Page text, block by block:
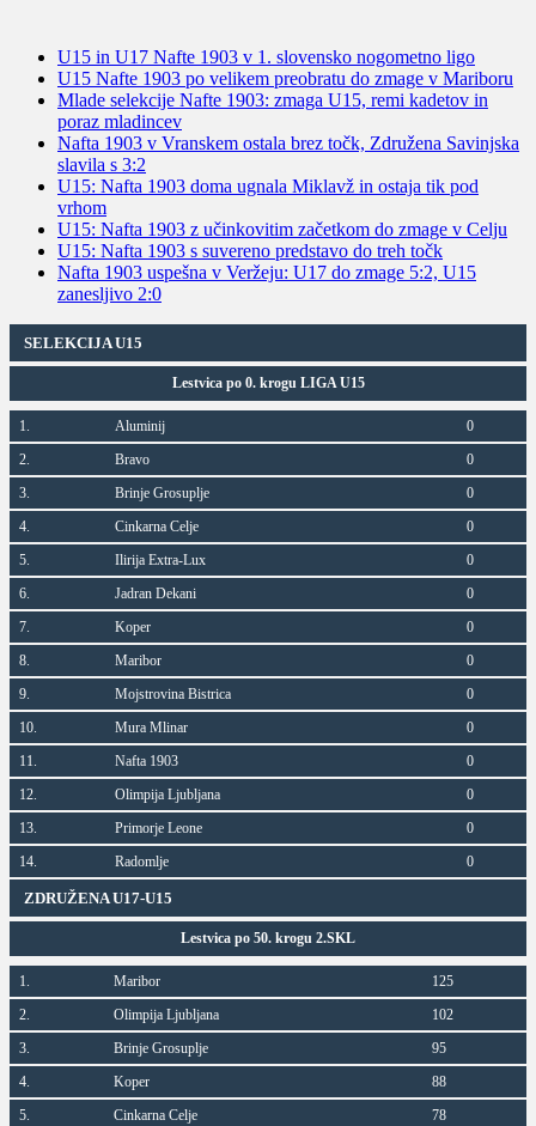
U15 in U17 Nafte 1903 v 1. slovensko nogometno ligo
U15 Nafte 1903 po velikem preobratu do zmage v Mariboru
Mlade selekcije Nafte 1903: zmaga U15, remi kadetov in
poraz mladincev
Nafta 1903 v Vranskem ostala brez točk, Združena Savinjska
slavila s 3:2
U15: Nafta 1903 doma ugnala Miklavž in ostaja tik pod
vrhom
U15: Nafta 1903 z učinkovitim začetkom do zmage v Celju
U15: Nafta 1903 s suvereno predstavo do treh točk
Nafta 1903 uspešna v Veržeju: U17 do zmage 5:2, U15
zanesljivo 2:0
SELEKCIJA U15
Lestvica po 0. krogu LIGA U15
1. Aluminij
0
2.
Bravo
0
3.
Brinje Grosuplje
0
4.
Cinkarna Celje
0
5.
Ilirija Extra-Lux
0
6.
Jadran Dekani
0
7.
Koper
0
8.
Maribor
0
9.
Mojstrovina Bistrica
0
10.
Mura Mlinar
0
11.
Nafta 1903
0
12.
Olimpija Ljubljana
0
13.
Primorje Leone
0
14.
Radomlje 0
ZDRUŽENA U17-U15
Lestvica po 50. krogu 2.SKL
1. Maribor
125
2.
Olimpija Ljubljana
102
3.
Brinje Grosuplje
95
4.
Koper
88
5.
Cinkarna Celje
78